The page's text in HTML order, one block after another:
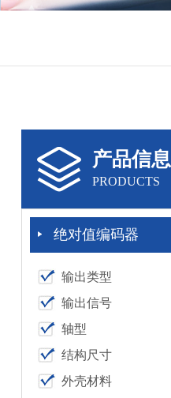
产品信息
PRODUCTS
绝对值编码器
输出类型
输出信号
轴型
结构尺寸
外壳材料